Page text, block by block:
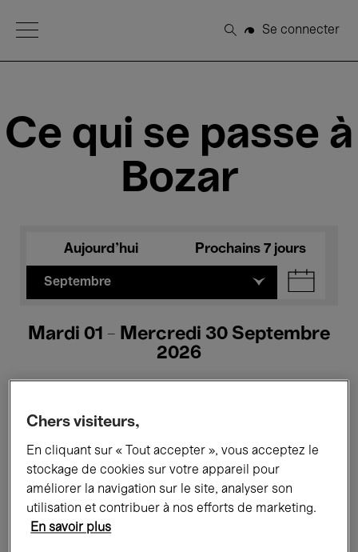
Open Menu
Rechercher
Se connecter
Ce qui se passe à
Bozar
Aujourd'hui Prochains 7 jours
Septembre
Mardi 01 - Mercredi 30 Septembre
2026
Tous les événements Concerts
Expositions Films Performances
Rencontres & Débats
Chers visiteurs,
En cliquant sur « Tout accepter », vous acceptez le
stockage de cookies sur votre appareil pour
améliorer la navigation sur le site, analyser son
utilisation et contribuer à nos efforts de marketing.
En savoir plus